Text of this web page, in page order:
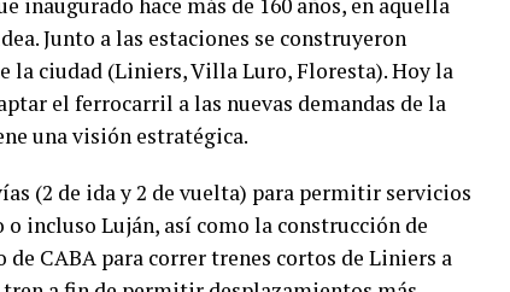
Junto a las estaciones se construyeron
la ciudad (Liniers, Villa Luro, Floresta). Hoy la
el ferrocarril a las nuevas demandas de la
una visión estratégica.
(2 de ida y 2 de vuelta) para permitir servicios
incluso Luján, así como la construcción de
CABA para correr trenes cortos de Liniers a